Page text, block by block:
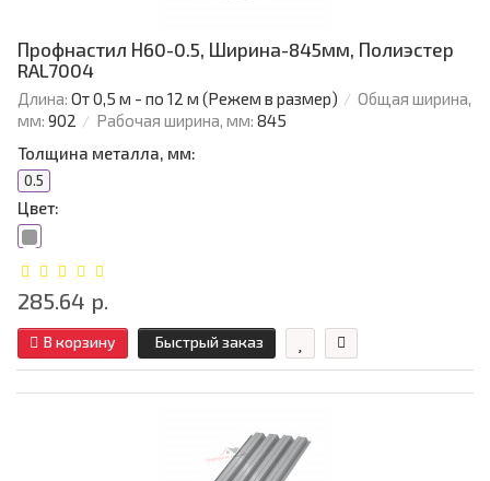
Профнастил Н60-0.5, Ширина-845мм, Полиэстер
RAL7004
Длина: От 0,5 м - по 12 м (Режем в размер)
Общая ширина,
мм: 902 Рабочая ширина, мм: 845
Толщина металла, мм:
0.5
Цвет:
285.64 р.
В корзину Быстрый заказ